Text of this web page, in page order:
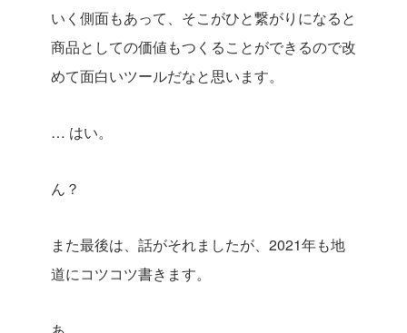
いく側面もあって、そこがひと繋がりになると
商品としての価値もつくることができるので改
めて面白いツールだなと思います。
… はい。
ん？
また最後は、話がそれましたが、2021年も地
道にコツコツ書きます。